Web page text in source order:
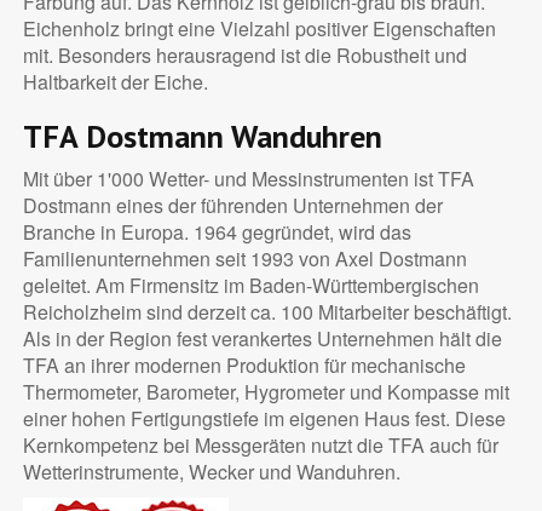
Eichenholz bringt eine Vielzahl positiver Eigenschaften
mit. Besonders herausragend ist die Robustheit und
Haltbarkeit der Eiche.
TFA Dostmann Wanduhren
Mit über 1'000 Wetter- und Messinstrumenten ist TFA
Dostmann eines der führenden Unternehmen der
Branche in Europa. 1964 gegründet, wird das
Familienunternehmen seit 1993 von Axel Dostmann
geleitet. Am Firmensitz im Baden-Württembergischen
Reicholzheim sind derzeit ca. 100 Mitarbeiter beschäftigt.
Als in der Region fest verankertes Unternehmen hält die
TFA an ihrer modernen Produktion für mechanische
Thermometer, Barometer, Hygrometer und Kompasse mit
einer hohen Fertigungstiefe im eigenen Haus fest. Diese
Kernkompetenz bei Messgeräten nutzt die TFA auch für
Wetterinstrumente, Wecker und Wanduhren.